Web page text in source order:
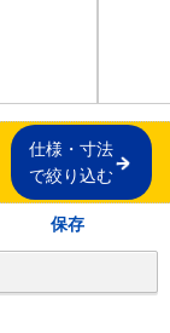
仕様・寸法
で絞り込む
保存